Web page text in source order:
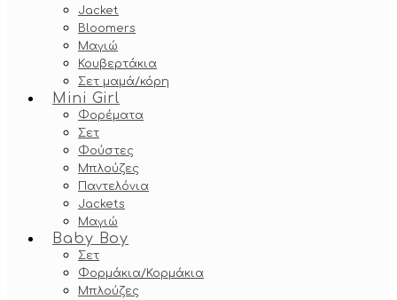
Jacket
Bloomers
Μαγιώ
Κουβερτάκια
Σετ μαμά/κόρη
Mini Girl
Φορέματα
Σετ
Φούστες
Μπλούζες
Παντελόνια
Jackets
Μαγιώ
Baby Boy
Σετ
Φορμάκια/Κορμάκια
Μπλούζες